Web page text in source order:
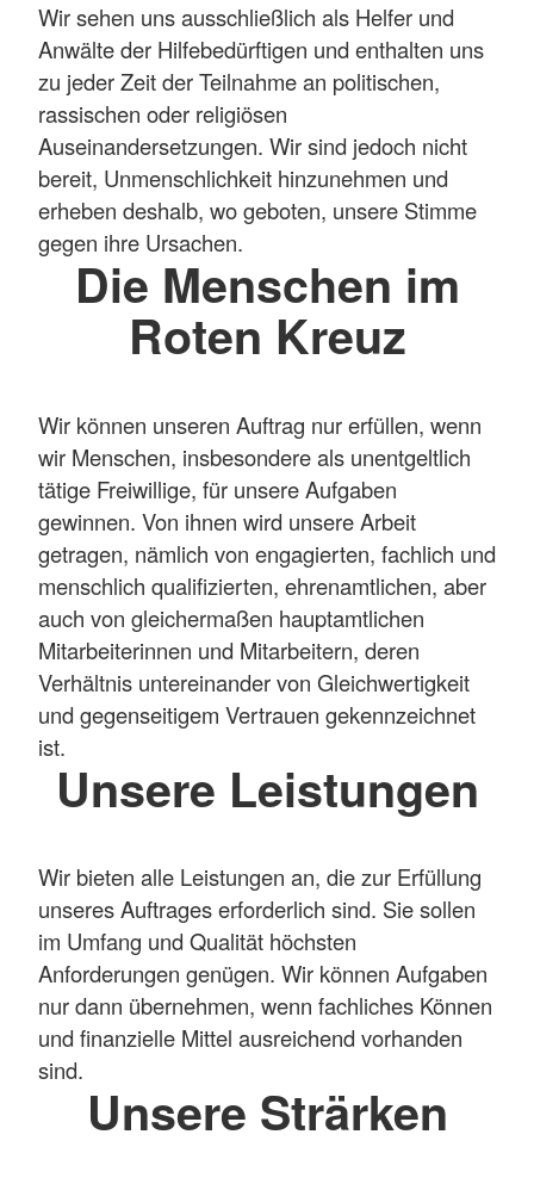
Wir sehen uns ausschließlich als Helfer und
Anwälte der Hilfebedürftigen und enthalten uns
zu jeder Zeit der Teilnahme an politischen,
rassischen oder religiösen
Auseinandersetzungen. Wir sind jedoch nicht
bereit, Unmenschlichkeit hinzunehmen und
erheben deshalb, wo geboten, unsere Stimme
gegen ihre Ursachen.
Die Menschen im
Roten Kreuz
Wir können unseren Auftrag nur erfüllen, wenn
wir Menschen, insbesondere als unentgeltlich
tätige Freiwillige, für unsere Aufgaben
gewinnen. Von ihnen wird unsere Arbeit
getragen, nämlich von engagierten, fachlich und
menschlich qualifizierten, ehrenamtlichen, aber
auch von gleichermaßen hauptamtlichen
Mitarbeiterinnen und Mitarbeitern, deren
Verhältnis untereinander von Gleichwertigkeit
und gegenseitigem Vertrauen gekennzeichnet
ist.
Unsere Leistungen
Wir bieten alle Leistungen an, die zur Erfüllung
unseres Auftrages erforderlich sind. Sie sollen
im Umfang und Qualität höchsten
Anforderungen genügen. Wir können Aufgaben
nur dann übernehmen, wenn fachliches Können
und finanzielle Mittel ausreichend vorhanden
sind.
Unsere Strärken